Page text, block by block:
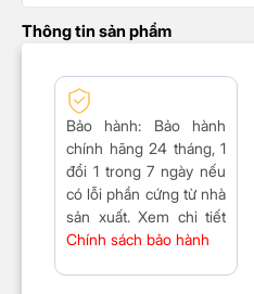
Thông tin sản phẩm
Bảo hành: Bảo hành
chính hãng 24 tháng, 1
đổi 1 trong 7 ngày nếu
có lỗi phần cứng từ nhà
sản xuất. Xem chi tiết
Chính sách bảo hành